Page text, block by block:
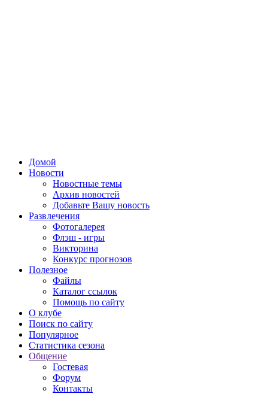
Домой
Новости
Новостные темы
Архив новостей
Добавьте Вашу новость
Развлечения
Фотогалерея
Флэш - игры
Викторина
Конкурс прогнозов
Полезное
Файлы
Каталог ссылок
Помощь по сайту
О клубе
Поиск по сайту
Популярное
Статистика сезона
Общение
Гостевая
Форум
Контакты